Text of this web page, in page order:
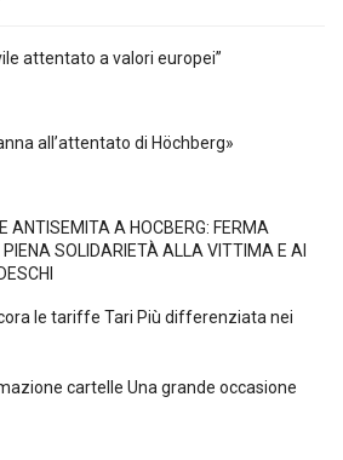
attentato a valori europei”
all’attentato di Höchberg»
ANTISEMITA A HÖCBERG: FERMA
SOLIDARIETÀ ALLA VITTIMA E AI
le tariffe Tari Più differenziata nei
cartelle Una grande occasione